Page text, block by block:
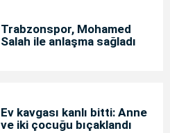
Trabzonspor, Mohamed
Salah ile anlaşma sağladı
Ev kavgası kanlı bitti: Anne
ve iki çocuğu bıçaklandı